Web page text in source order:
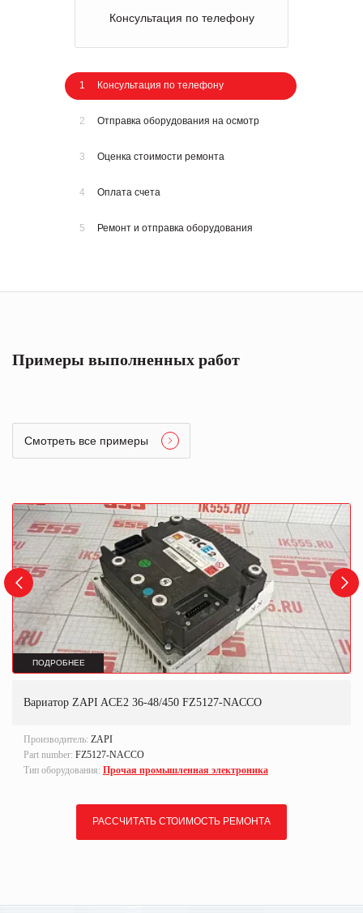
Консультация по телефону
1 Консультация по телефону
2 Отправка оборудования на осмотр
3 Оценка стоимости ремонта
4 Оплата счета
5 Ремонт и отправка оборудования
Примеры выполненных работ
Смотреть все примеры
ПОДРОБНЕЕ
Вариатор ZAPI ACE2 36-48/450 FZ5127-NACCO
Производитель: ZAPI
Part number: FZ5127-NACCO
Тип оборудования: Прочая промышленная электроника
РАССЧИТАТЬ СТОИМОСТЬ РЕМОНТА